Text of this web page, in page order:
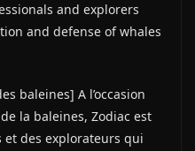
and explorers
and defense of whales
baleines] A l’occasion
la baleines, Zodiac est
et des explorateurs qui